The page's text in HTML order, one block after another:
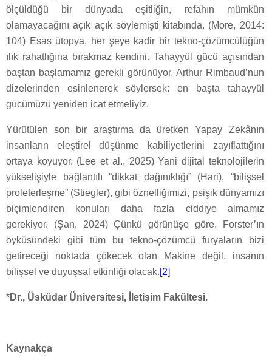
ölçüldüğü bir dünyada eşitliğin, refahın mümkün
olamayacağını açık açık söylemişti kitabında. (More, 2014:
104) Esas ütopya, her şeye kadir bir tekno-çözümcülüğün
ılık rahatlığına bırakmaz kendini. Tahayyül gücü açısından
baştan başlamamız gerekli görünüyor. Arthur Rimbaud’nun
dizelerinden esinlenerek söylersek: en başta tahayyül
gücümüzü yeniden icat etmeliyiz.
Yürütülen son bir araştırma da üretken Yapay Zekânın
insanların eleştirel düşünme kabiliyetlerini zayıflattığını
ortaya koyuyor. (Lee et al., 2025) Yani dijital teknolojilerin
yükselişiyle bağlantılı “dikkat dağınıklığı” (Hari), “bilişsel
proleterleşme” (Stiegler), gibi öznelliğimizi, psişik dünyamızı
biçimlendiren konuları daha fazla ciddiye almamız
gerekiyor. (Şan, 2024) Çünkü görünüşe göre, Forster’ın
öyküsündeki gibi tüm bu tekno-çözümcü furyaların bizi
getireceği noktada çökecek olan Makine değil, insanın
bilişsel ve duyuşsal etkinliği olacak.[2]
*Dr., Üsküdar Üniversitesi, İletişim Fakültesi.
Kaynakça